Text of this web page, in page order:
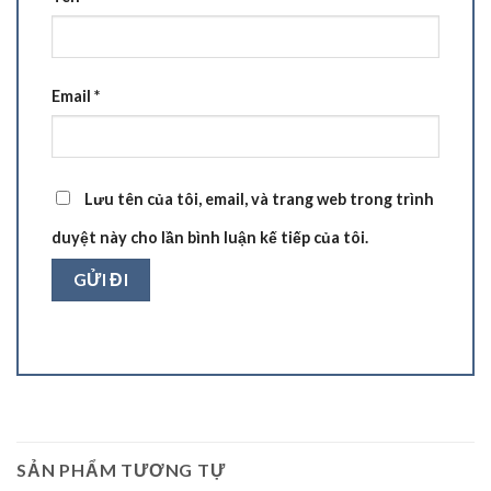
Email *
Lưu tên của tôi, email, và trang web trong trình
duyệt này cho lần bình luận kế tiếp của tôi.
SẢN PHẨM TƯƠNG TỰ